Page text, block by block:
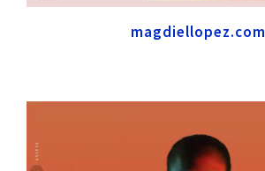
magdiellopez.com